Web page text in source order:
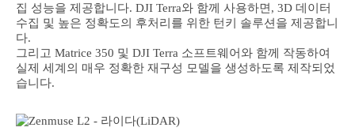
집 성능을 제공합니다. DJI Terra와 함께 사용하면, 3D 데이터
수집 및 높은 정확도의 후처리를 위한 턴키 솔루션을 제공합니
다.
그리고 Matrice 350 및 DJI Terra 소프트웨어와 함께 작동하여
실제 세계의 매우 정확한 재구성 모델을 생성하도록 제작되었
습니다.